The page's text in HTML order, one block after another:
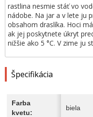
rastlina nesmie stáť vo
nádobe. Na jar a v lete ju
obsahom draslíka. Hoci
ak jej poskytnete úkryt
nižšie ako 5 °C. V zime ju
Špecifikácia
Farba
kvetu:
biela